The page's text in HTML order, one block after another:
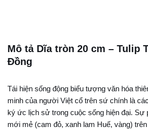
Mô tả Dĩa tròn 20 cm – Tulip
Đồng
Tái hiện sống động biểu tượng văn hóa
minh của người Việt cổ trên sứ chính là
ký ức lịch sử trong cuộc sống hiện đại. Sự
mới mẻ (cam đỏ, xanh lam Huế, vàng)